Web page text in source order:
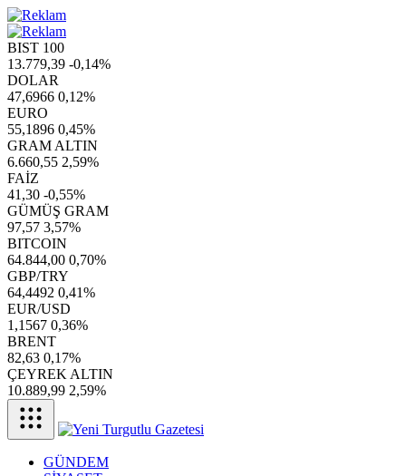
BIST 100
13.779,39 -0,14%
DOLAR
47,6966 0,12%
EURO
55,1896 0,45%
GRAM ALTIN
6.660,55 2,59%
FAİZ
41,30 -0,55%
GÜMÜŞ GRAM
97,57 3,57%
BITCOIN
64.844,00 0,70%
GBP/TRY
64,4492 0,41%
EUR/USD
1,1567 0,36%
BRENT
82,63 0,17%
ÇEYREK ALTIN
10.889,99 2,59%
GÜNDEM